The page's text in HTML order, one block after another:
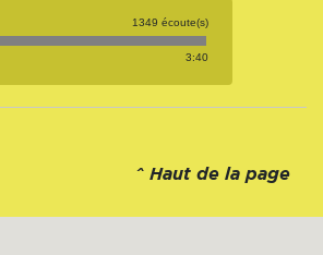
1349 écoute(s)
3:40
^ Haut de la page